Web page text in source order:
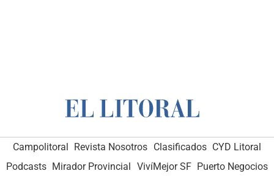
Campolitoral Revista Nosotros Clasificados CYD Litoral
Podcasts Mirador Provincial VivíMejor SF Puerto Negocios